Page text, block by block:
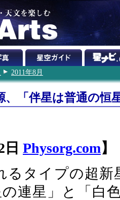
2011年8月
、「伴星は普通の恒
日 Physorg.com】
るタイプの超新
連星」と「白